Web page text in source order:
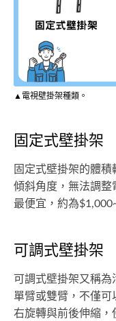
▲電視壁掛架種類。
固定式壁掛架
固定式壁掛架的體
傾斜角度，無法調整
最便宜，約為
可調式壁掛架
可調式壁掛架又稱為
單臂或雙臂，不僅
右旋轉與前後伸縮，